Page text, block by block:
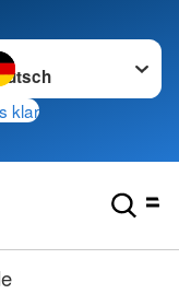
wechseln zu
klar